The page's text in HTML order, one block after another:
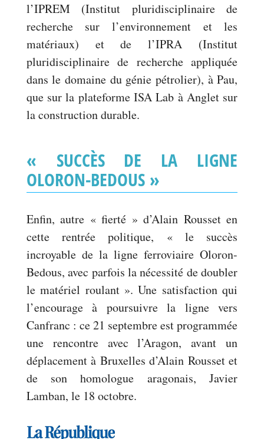
l’IPREM (Institut pluridisciplinaire de
recherche sur l’environnement et les
matériaux) et de l’IPRA (Institut
pluridisciplinaire de recherche appliquée
dans le domaine du génie pétrolier), à Pau,
que sur la plateforme ISA Lab à Anglet sur
la construction durable.
« SUCCÈS DE LA LIGNE
OLORON-BEDOUS »
Enfin, autre « fierté » d’Alain Rousset en
cette rentrée politique, « le succès
incroyable de la ligne ferroviaire Oloron-
Bedous, avec parfois la nécessité de doubler
le matériel roulant ». Une satisfaction qui
l’encourage à poursuivre la ligne vers
Canfranc : ce 21 septembre est programmée
une rencontre avec l’Aragon, avant un
déplacement à Bruxelles d’Alain Rousset et
de son homologue aragonais, Javier
Lamban, le 18 octobre.